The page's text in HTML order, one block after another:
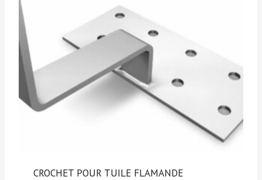
CROCHET POUR TUILE FLAMANDE